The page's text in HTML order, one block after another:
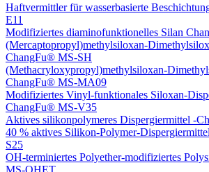
Haftvermittler für wasserbasierte
E11
Modifiziertes diaminofunktionelles Silan
(Mercaptopropyl)methylsiloxan-
ChangFu® MS-SH
(Methacryloxypropyl)methylsiloxan-
ChangFu® MS-MA09
Modifiziertes Vinyl-funktionales Siloxan-
ChangFu® MS-V35
Aktives silikonpolymeres Dispergiermittel -
40 % aktives Silikon-Polymer-
S25
OH-terminiertes Polyether-modifiziertes
MS-OHET